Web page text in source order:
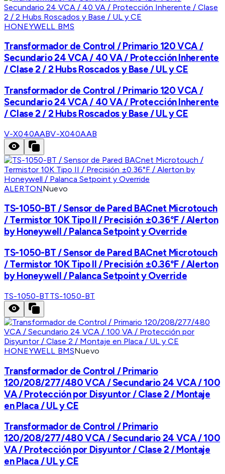
HONEYWELL BMS
Transformador de Control / Primario 120 VCA /
Secundario 24 VCA / 40 VA / Protección Inherente
/ Clase 2 / 2 Hubs Roscados y Base / UL y CE
Transformador de Control / Primario 120 VCA /
Secundario 24 VCA / 40 VA / Protección Inherente
/ Clase 2 / 2 Hubs Roscados y Base / UL y CE
V-X040AABV-X040AAB
ALERTONNuevo
TS-1050-BT / Sensor de Pared BACnet Microtouch
/ Termistor 10K Tipo II / Precisión ±0.36°F / Alerton
by Honeywell / Palanca Setpoint y Override
TS-1050-BT / Sensor de Pared BACnet Microtouch
/ Termistor 10K Tipo II / Precisión ±0.36°F / Alerton
by Honeywell / Palanca Setpoint y Override
TS-1050-BTTS-1050-BT
HONEYWELL BMSNuevo
Transformador de Control / Primario
120/208/277/480 VCA / Secundario 24 VCA / 100
VA / Protección por Disyuntor / Clase 2 / Montaje
en Placa / UL y CE
Transformador de Control / Primario
120/208/277/480 VCA / Secundario 24 VCA / 100
VA / Protección por Disyuntor / Clase 2 / Montaje
en Placa / UL y CE